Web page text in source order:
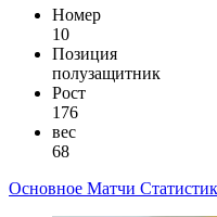
Номер
10
Позиция
полузащитник
Рост
176
вес
68
Основное Матчи